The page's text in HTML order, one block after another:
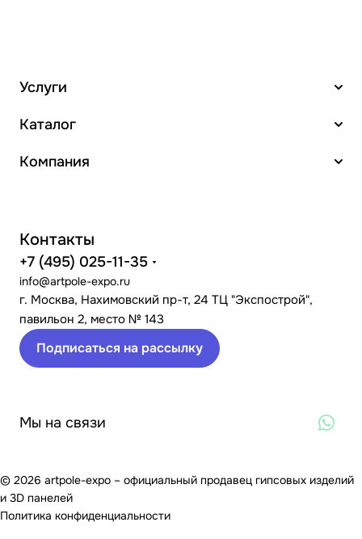
Услуги
Каталог
Компания
Контакты
+7 (495) 025-11-35
info@artpole-expo.ru
г. Москва, Нахимовский пр-т, 24 ТЦ "Экспострой",
павильон 2, место № 143
Подписаться на рассылку
Мы на связи
© 2026 artpole-expo – официальный продавец гипсовых изделий
и 3D панелей
Политика конфиденциальности